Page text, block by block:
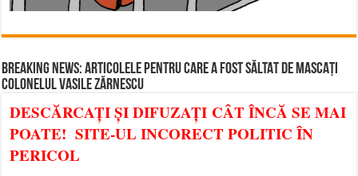
BREAKING NEWS: ARTICOLELE PENTRU CARE A FOST SĂLTAT DE MASCAȚI
COLONELUL VASILE ZĂRNESCU
DESCĂRCAȚI ȘI DIFUZAȚI CÂT ÎNCĂ SE MAI
POATE! SITE-UL INCORECT POLITIC ÎN
PERICOL